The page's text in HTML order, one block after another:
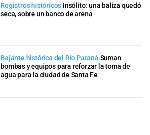
Registros históricos Insólito: una baliza quedó
seca, sobre un banco de arena
Bajante histórica del Río Paraná Suman
bombas y equipos para reforzar la toma de
agua para la ciudad de Santa Fe